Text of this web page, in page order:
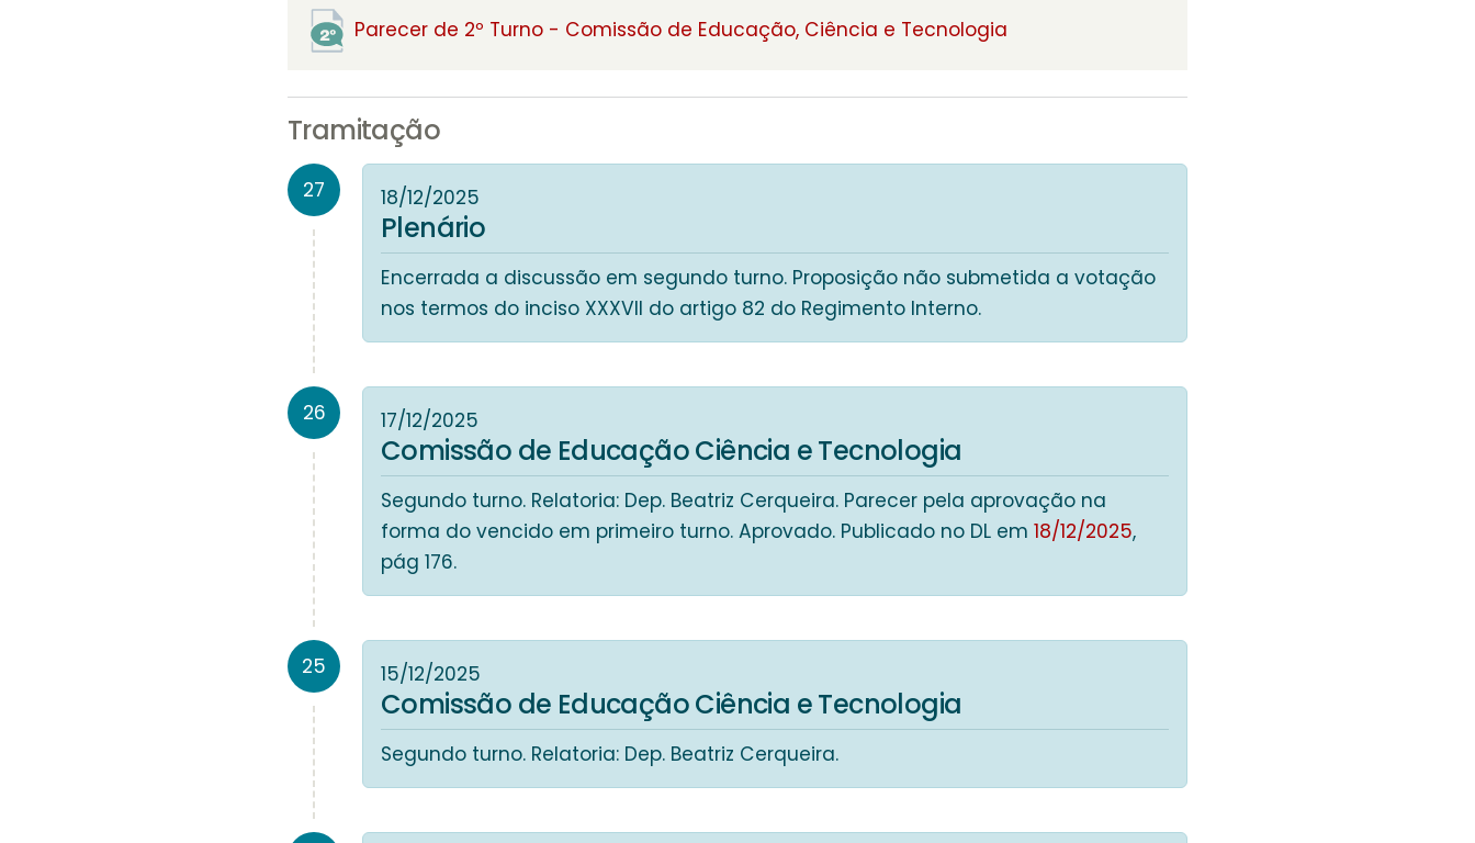
Parecer de 2º Turno - Comissão de Educação, Ciência e Tecnologia
Tramitação
27 18/12/2025
Plenário
Encerrada a discussão em segundo turno. Proposição não submetida a votação
nos termos do inciso XXXVII do artigo 82 do Regimento Interno.
26 17/12/2025
Comissão de Educação Ciência e Tecnologia
Segundo turno. Relatoria: Dep. Beatriz Cerqueira. Parecer pela aprovação na
forma do vencido em primeiro turno. Aprovado. Publicado no DL em 18/12/2025,
pág 176.
25 15/12/2025
Comissão de Educação Ciência e Tecnologia
Segundo turno. Relatoria: Dep. Beatriz Cerqueira.